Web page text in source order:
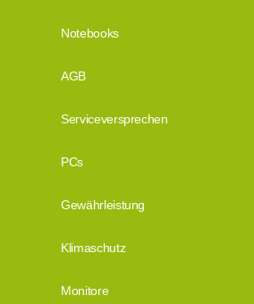
Notebooks
AGB
Serviceversprechen
PCs
Gewährleistung
Klimaschutz
Monitore